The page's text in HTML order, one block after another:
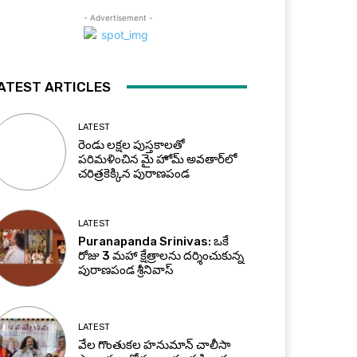
- Advertisement -
ARTICLES
LATEST
రెండు లక్షల పుస్తకాలతో
పరిమళించిన మై హోమ్ అవతార్‌లో
చరిత్రకెక్కిన పురాణపండ
LATEST
Puranapanda Srinivas: ఒకే
రోజు 3 మహా క్షేత్రాలను దర్శించుకున్న
పురాణపండ శ్రీనివాస్
LATEST
వేల గొంతుకల హనుమాన్ చాలీసా